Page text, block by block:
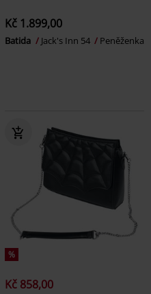
Kč 1.899,00
Batida Jack's Inn 54 Peněženka
%
Kč 858,00